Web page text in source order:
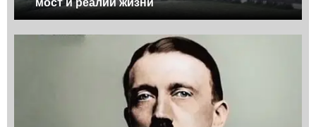
мост и реалии жизни